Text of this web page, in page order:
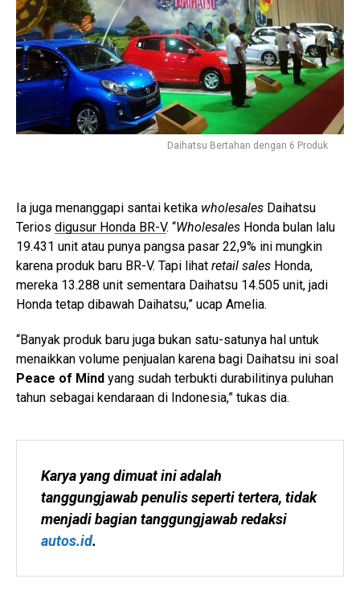
Daihatsu Bertahan dengan 6 Produk
Ia juga menanggapi santai ketika wholesales Daihatsu
Terios digusur Honda BR-V. “Wholesales Honda bulan lalu
19.431 unit atau punya pangsa pasar 22,9% ini mungkin
karena produk baru BR-V. Tapi lihat retail sales Honda,
mereka 13.288 unit sementara Daihatsu 14.505 unit, jadi
Honda tetap dibawah Daihatsu,” ucap Amelia.
“Banyak produk baru juga bukan satu-satunya hal untuk
menaikkan volume penjualan karena bagi Daihatsu ini soal
Peace of Mind yang sudah terbukti durabilitinya puluhan
tahun sebagai kendaraan di Indonesia,” tukas dia.
Karya yang dimuat ini adalah
tanggungjawab penulis seperti tertera, tidak
autos.id.